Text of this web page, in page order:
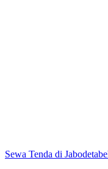
Sewa Tenda di